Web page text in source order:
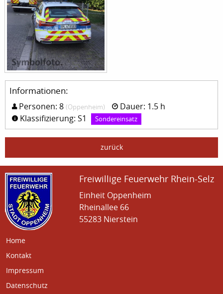
Informationen:
Personen: 8 (Oppenheim)
Dauer: 1.5 h
Klassifizierung: S1
Sondereinsatz
zurück
Freiwillige Feuerwehr Rhein-Selz
Einheit Oppenheim
Rheinallee 66
55283 Nierstein
Home
Kontakt
Impressum
Datenschutz